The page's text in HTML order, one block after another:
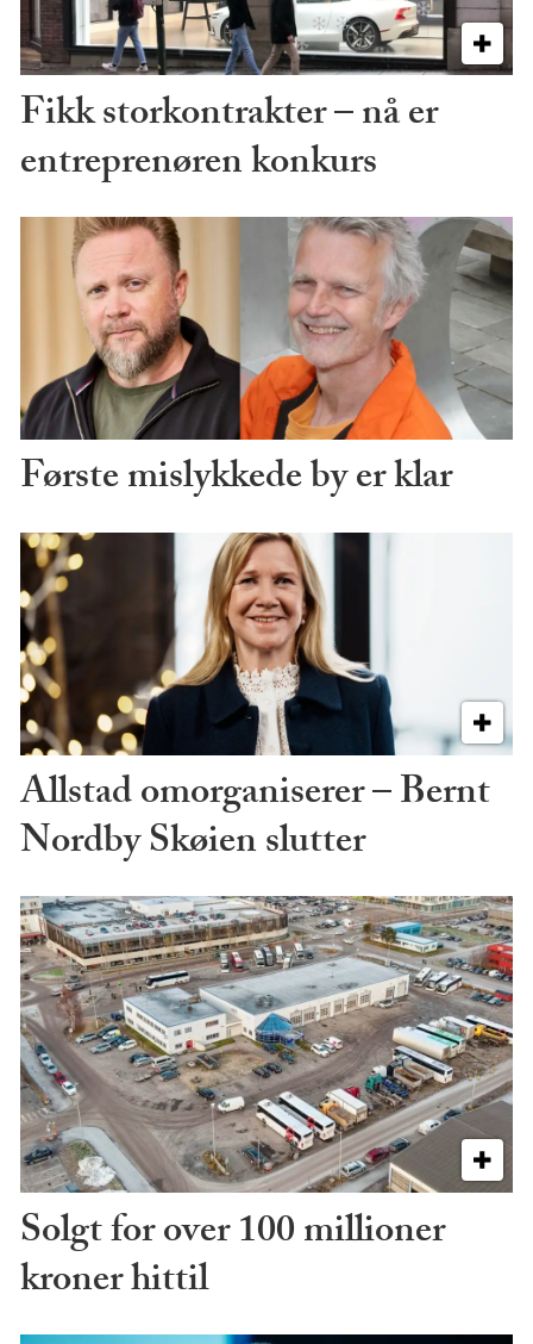
Fikk storkontrakter – nå er
entreprenøren konkurs
Første mislykkede by er klar
Allstad omorganiserer – Bernt
Nordby Skøien slutter
Solgt for over 100 millioner
kroner hittil